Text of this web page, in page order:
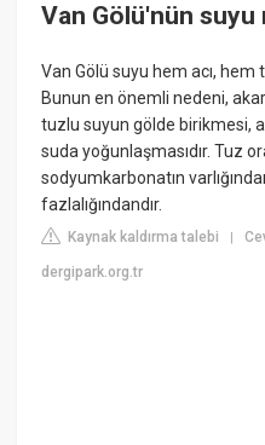
Van Gölü'nün suyu
Van Gölü suyu hem acı, hem
Bunun en önemli nedeni,
tuzlu suyun gölde birikmesi,
suda yoğunlaşmasıdır. Tuz
sodyumkarbonatın
fazlalığındandır.
Kaynak kaldırma talebi |
dergipark.org.tr